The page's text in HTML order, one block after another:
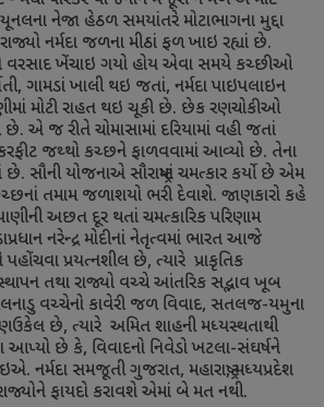
નેજા હેઠળ સમયાંતરે મોટાભાગના મુદ્દા
નર્મદા જળના મીઠાં ફળ ખાઇ રહ્યાં છે.
વરસાદ ખેંચાઇ ગયો હોય એવા સમયે કચ્છીઓ
, ગામડાં ખાલી થઇ જતાં, નર્મદા પાઇપલાઇન
મોટી રાહત થઇ ચૂકી છે. છેક રણચોકીઓ
છે. એ જ રીતે ચોમાસામાં દરિયામાં વહી જતાં
જથ્થો કચ્છને ફાળવવામાં આવ્યો છે. તેના
છે. સૌની યોજનાએ સૌરાષ્ટ્રમાં ચમત્કાર કર્યો છે એમ
કચ્છનાં તમામ જળાશયો ભરી દેવાશે. જાણકારો કહે
અછત દૂર થતાં ચમત્કારિક પરિણામ
નરેન્દ્ર મોદીનાં નેતૃત્વમાં ભારત આજે
પ્રયત્નશીલ છે, ત્યારે પ્રાકૃતિક
તથા રાજ્યો વચ્ચે આંતરિક સદ્ભાવ ખૂબ
વચ્ચેનો કાવેરી જળ વિવાદ, સતલજ-યમુના
છે, ત્યારે અમિત શાહની મધ્યસ્થતાથી
આપ્યો છે કે, વિવાદનો નિવેડો ખટલા-સંઘર્ષને
નર્મદા સમજૂતી ગુજરાત, મહારાષ્ટ્ર,મધ્યપ્રદેશ
ફાયદો કરાવશે એમાં બે મત નથી.